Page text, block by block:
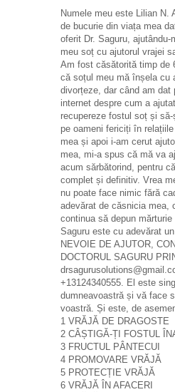
Numele meu este Lilian N.
de bucurie din viața mea
oferit Dr. Saguru, ajutându-
meu soț cu ajutorul vrajei
Am fost căsătorită timp de
că soțul meu mă înșela cu
divorțeze, dar când am dat
internet despre cum a
recupereze fostul soț și
pe oameni fericiți în
mea și apoi i-am cerut
mea, mi-a spus că mă va
acum sărbătorind, pentru
complet și definitiv. Vrea
nu poate face nimic fără
adevărat de căsnicia mea,
continua să depun
Saguru este cu adevărat
NEVOIE DE AJUTOR,
DOCTORUL SAGURU
+13124340555. El este
dumneavoastră și vă face
voastră. Și este, de
1 VRĂJĂ DE DRAGOSTE
2 CÂȘTIGĂ-ȚI FOSTUL
3 FRUCTUL PÂNTECUI
4 PROMOVARE VRĂJĂ
5 PROTECȚIE VRĂJĂ
6 VRĂJĂ ÎN AFACERI